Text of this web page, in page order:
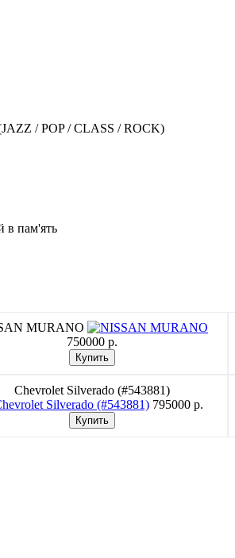
/ POP / CLASS / ROCK)
в пам'ять
MURANO
750000 p.
Chevrolet Silverado (#543881)
795000 p.